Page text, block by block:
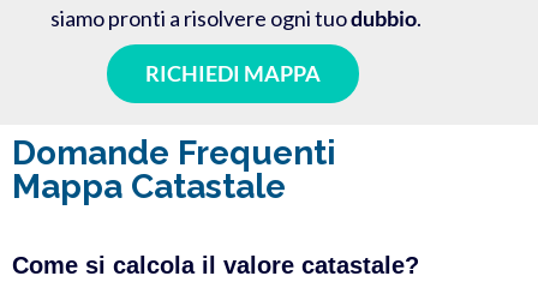
siamo pronti a risolvere ogni tuodubbio.
RICHIEDI MAPPA
Domande Frequenti
Mappa Catastale
Come si calcola il valore catastale?​